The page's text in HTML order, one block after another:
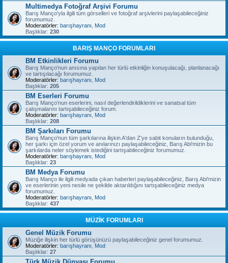
Multimedya Fotoğraf Arşivi Forumu
Barış Manço'yla ilgili tüm görselleri ve fotoğraf arşivlerini paylaşabileceğiniz
forumumuz.
Moderatörler: barışhayranı
Mod
Başlıklar: 230
BARIŞ MANÇO FORUMLARI
BM Etkinlikleri Forumu
Barış Manço'nun anısına yapılan her türlü etkinliğin konuşulacağı, planlanacağı
ve tartışılacağı forumumuz.
Moderatörler: barışhayranı
Mod
Başlıklar: 205
BM Eserleri Forumu
Barış Manço'nun eserlerini, nasıl değerlendirildiklerini ve sanatsal tüm
çalışmalarını tartışabileceğiniz forum.
Moderatörler: barışhayranı
Mod
Başlıklar: 208
BM Şarkıları Forumu
Barış Manço'nun tüm şarkılarına ilişkin A'dan Z'ye sabit konuların bulunduğu,
her şarkı için özel yorum ve anılarınızı paylaşabileceğiniz, Barış Abi'mizin bu
şarkılarda neler söylemek istediğini tartışabileceğiniz forumumuz.
Moderatörler: barışhayranı
Mod
Başlıklar: 23
BM Medya Forumu
Barış Manço ile ilgili medyada çıkan haberleri paylaşabileceğiniz, Barış Abi'mizin
ve eserlerinin yeni nesile ne şekilde aktarıldığını tartışabileceğiniz medya
forumumuz.
Moderatörler: barışhayranı
Mod
Başlıklar: 437
MÜZİK FORUMLARI
Genel Müzik Forumu
Müziğe ilişkin her türlü görüşünüzü paylaşabileceğiniz genel forumumuz.
Moderatörler: barışhayranı
Mod
Başlıklar: 27